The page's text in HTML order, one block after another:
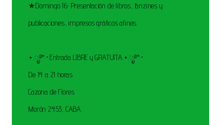
★Domingo 16: Presentación de libros, fanzines y
publicaciones, impresos gráficos afines.
⋆.ೃ࿔*:･Entrada LIBRE y GRATUITA.⋆.ೃ࿔*:･
De 14 a 21 horas
Cazona de Flores
Morón 2453, CABA.